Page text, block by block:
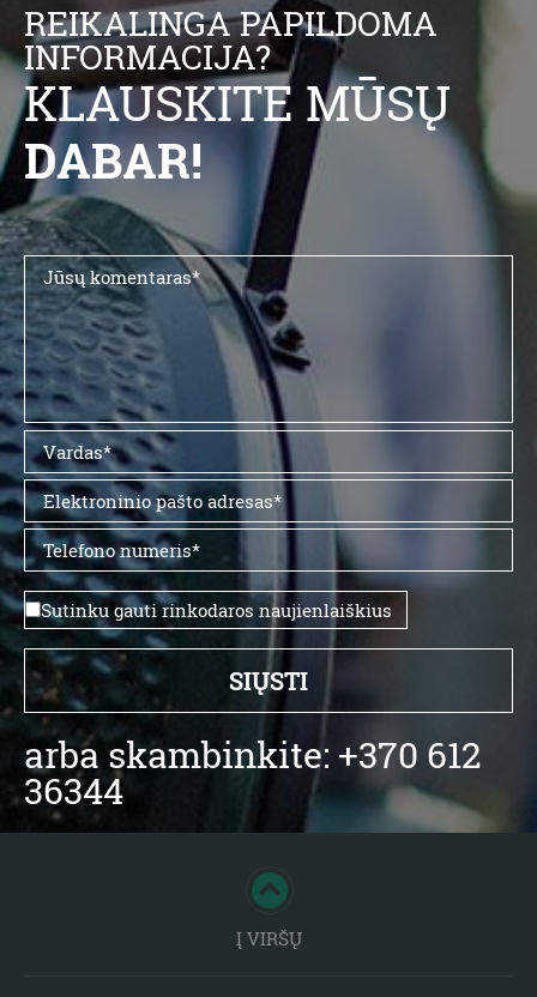
REIKALINGA PAPILDOMA
INFORMACIJA?
KLAUSKITE MŪSŲ
DABAR!
Sutinku gauti rinkodaros naujienlaiškius
arba skambinkite: +370 612
36344
Į VIRŠŲ